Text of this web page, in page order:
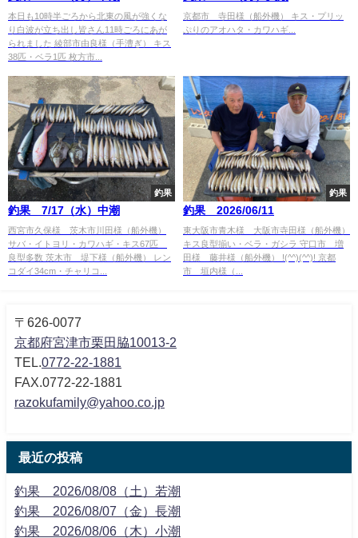
本日も10時半ごろから北東の風が強くな
り白波が立ち出し皆さん11時ごろにあが
られました 綾部市由良様（手漕ぎ） キス
38匹・ベラ1匹 枚方市...
京都市 寺田様（船外機） キス・プリッ
ぷりのアオハタ・カワハギ...
釣果
釣果 7/17（水）中潮
西宮市久保様 茨木市川田様（船外機）
サバ・イトヨリ・カワハギ・キス67匹
良型多数 茨木市 堤下様（船外機） レン
コダイ34cm・チャリコ...
釣果
釣果 2026/06/11
東大阪市青木様 大阪市寺田様（船外機）
キス良型揃い・ベラ・ガシラ 守口市 増
田様 藤井様（船外機） !(^^)(^^)! 京都
市 垣内様（...
〒626-0077
京都府宮津市栗田脇10013-2
TEL. 0772-22-1881
FAX.0772-22-1881
razokufamily@yahoo.co.jp
最近の投稿
釣果 2026/08/08（土）若潮
釣果 2026/08/07（金）長潮
釣果 2026/08/06（木）小潮